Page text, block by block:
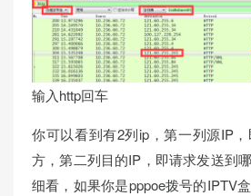
输入http回车
你可以看到有2列ip，第一列源IP
方，第二列目的IP，即请求发送到
细看，如果你是pppoe拨号的IPTV